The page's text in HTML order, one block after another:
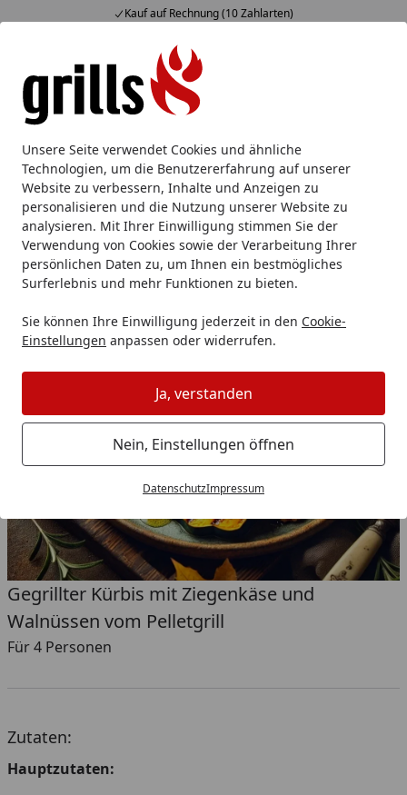
Unsere Seite verwendet Cookies und ähnliche
Technologien, um die Benutzererfahrung auf unserer
Website zu verbessern, Inhalte und Anzeigen zu
personalisieren und die Nutzung unserer Website zu
analysieren. Mit Ihrer Einwilligung stimmen Sie der
Verwendung von Cookies sowie der Verarbeitung Ihrer
persönlichen Daten zu, um Ihnen ein bestmögliches
Surferlebnis und mehr Funktionen zu bieten.
Sie können Ihre Einwilligung jederzeit in den Cookie-
Einstellungen anpassen oder widerrufen.
Ja, verstanden
Nein, Einstellungen öffnen
DatenschutzImpressum
Kauf auf Rechnung (10 Zahlarten)
Alle Produkte
Mein Konto
Suchen
Startseite
Gegrillter Kürbis
Grillrezept: Gegrillter Kürbis mit
Ziegenkäse und Walnüssen
Lesezeit: 2 min.
Erstellt am: 25.09.2024
Gegrillter Kürbis mit Ziegenkäse und
Walnüssen vom Pelletgrill
Für 4 Personen
Zutaten:
Hauptzutaten: